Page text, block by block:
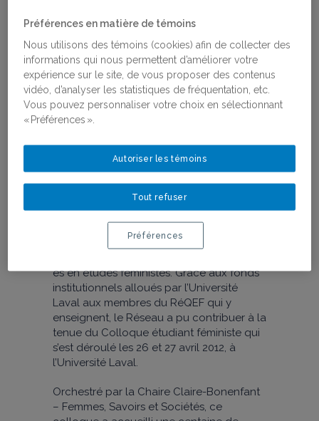
LIEU
En personne
Un axe important de la mission du RéQEF
concerne le soutien au développement
es en études féministes. Grâce aux fonds
institutionnels alloués par l’Université
Laval aux membres du RéQEF qui y
enseignent, le Réseau a pu contribuer à la
tenue du Colloque étudiant féministe qui
s’est déroulé les 26 et 27 avril 2012, à
l’Université Laval.
Orchestré par la Chaire Claire-Bonenfant
– Femmes, Savoirs et Sociétés, ce
Préférences en matière de témoins
Nous utilisons des témoins (cookies) afin de collecter des
informations qui nous permettent d’améliorer votre
expérience sur le site, de vous proposer des contenus
vidéo, d’analyser les statistiques de fréquentation, etc.
Vous pouvez personnaliser votre choix en sélectionnant
« Préférences ».
Tout refuser
Autoriser les témoins
Préférences